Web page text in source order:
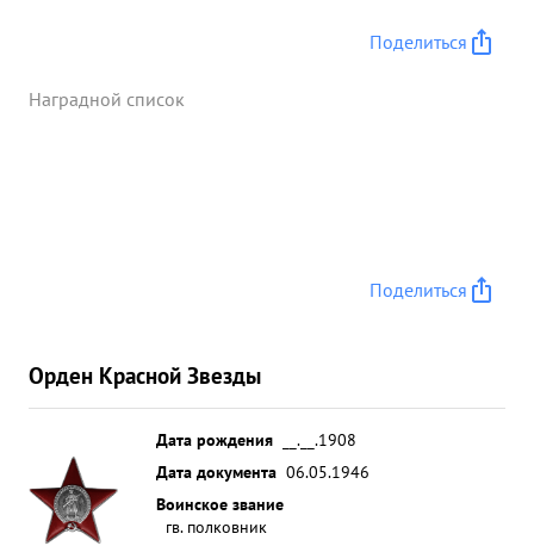
Поделиться
Наградной список
Поделиться
Орден Красной Звезды
Дата рождения
__.__.1908
Дата документа 06.05.1946
Воинское звание
гв. полковник